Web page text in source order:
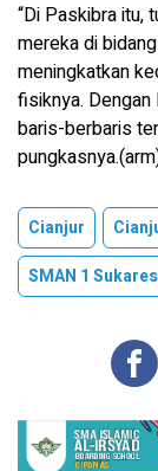
“Di Paskibra itu,
mereka di
meningkatkan
fisiknya.
baris-berbaris
Cianjur
SMAN 1